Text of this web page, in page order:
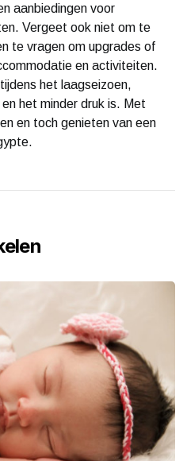
aanbiedingen voor
Vergeet ook niet om te
te vragen om upgrades of
en activiteiten.
het laagseizoen,
het minder druk is. Met
en toch genieten van een